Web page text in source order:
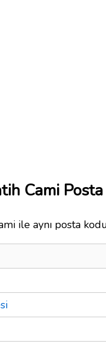
Cami
ile aynı posta